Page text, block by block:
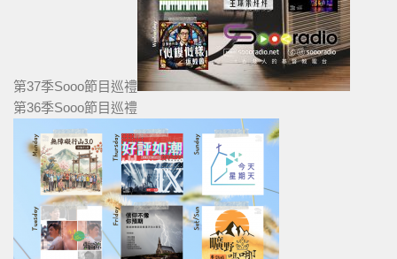
第37季Sooo節目巡禮
第36季Sooo節目巡禮